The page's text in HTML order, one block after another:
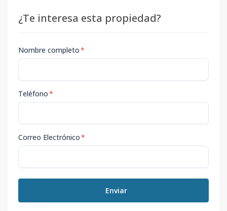
¿Te interesa esta propiedad?
Nombre completo*
Teléfono*
Correo Electrónico*
Enviar